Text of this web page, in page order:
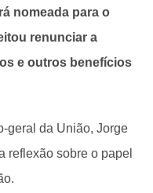
nomeada para o
renunciar a
e outros benefícios
geral da União, Jorge
reflexão sobre o papel